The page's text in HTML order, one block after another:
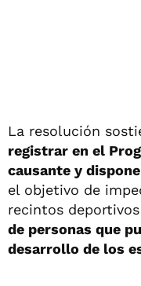
La resolución
registrar en el
causante y
el objetivo de
recintos
de personas que
desarrollo de los